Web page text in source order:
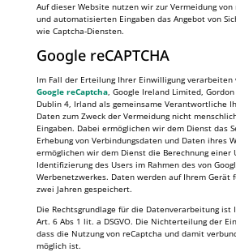
Auf dieser Website nutzen wir zur Vermeidung
und automatisierten Eingaben das Angebot von
wie Captcha-Diensten.
Google reCAPTCHA
Im Fall der Erteilung Ihrer Einwilligung
Google reCaptcha, Google Ireland Limited,
Dublin 4, Irland als gemeinsame Verantwortliche
Daten zum Zweck der Vermeidung nicht
Eingaben. Dabei ermöglichen wir dem Dienst das
Erhebung von Verbindungsdaten und Daten ihres
ermöglichen wir dem Dienst die Berechnung einer
Identifizierung des Users im Rahmen des von
Werbenetzwerkes. Daten werden auf Ihrem Gerät
zwei Jahren gespeichert.
Die Rechtsgrundlage für die Datenverarbeitung ist
Art. 6 Abs 1 lit. a DSGVO. Die Nichterteilung der
dass die Nutzung von reCaptcha und damit
möglich ist.